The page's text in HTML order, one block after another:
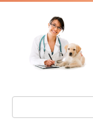
Перейти
Поиск: